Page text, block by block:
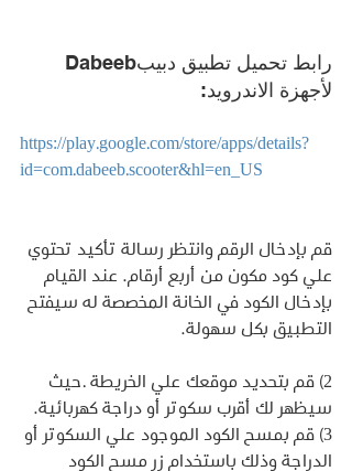
لأجهزة الاندرويد:
https://play.google.com/store/apps/details?
id=com.dabeeb.scooter&hl=en_US
قم بإدخال الرقم وانتظر رسالة تأكيد تحتوي
علي كود مكون من أربع أرقام. عند القيام
بإدخال الكود في الخانة المخصصة له سيفتح
التطبيق بكل سهولة.
2) قم بتحديد موقعك علي الخريطة .حيث
سيظهر لك أقرب سكوتر أو دراجة كهربائية.
3) قم بمسح الكود الموجود علي السكوتر أو
الدراجة وذلك باستخدام زر مسح الكود